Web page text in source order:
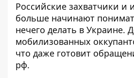
Российские захватчики и
больше начинают
нечего делать в Украине.
мобилизованных
что даже готовит
рф.